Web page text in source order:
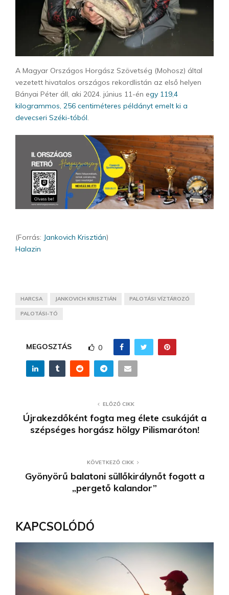
A Magyar Országos Horgász Szövetség (Mohosz) által
vezetett hivatalos országos rekordlistán az első helyen
Bányai Péter áll, aki 2024. június 11-én egy 119,4
kilogrammos, 256 centiméteres példányt emelt ki a
devecseri Széki-tóból.
(Forrás: Jankovich Krisztián)
Halazin
HARCSA JANKOVICH KRISZTIÁN PALOTÁSI VÍZTÁROZÓ
PALOTÁSI-TÓ
MEGOSZTÁS 0
ELŐZŐ CIKK
Újrakezdőként fogta meg élete csukáját a
szépséges horgász hölgy Pilismaróton!
KÖVETKEZŐ CIKK
Gyönyörű balatoni süllőkirálynőt fogott a
„pergető kalandor”
KAPCSOLÓDÓ